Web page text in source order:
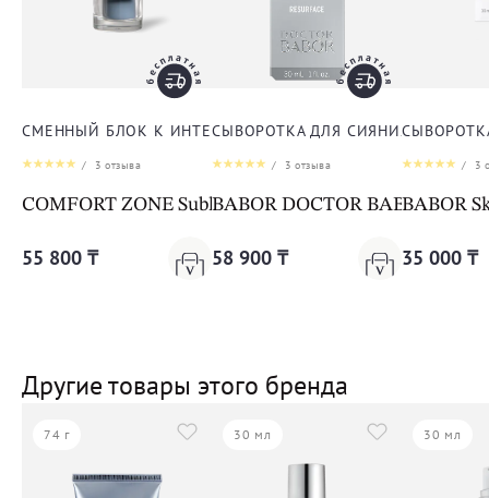
СМЕННЫЙ БЛОК К ИНТЕНСИВНОЙ ЛИФТИНГ-СЫВОРОТКЕ
/ 3 отзыва
COMFORT ZONE Sublime Skin Intensive Serum Refill
55 800 ₸
СЫВОРОТКА ДЛЯ СИЯНИЯ КОЖИ
/ 3 отзыва
BABOR DOCTOR BABOR
58 900 ₸
/ 3
BABOR
35 000 ₸
Другие товары этого бренда
74 г 30 мл 30 мл